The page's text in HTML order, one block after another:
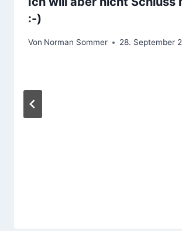
:-)
Von Norman Sommer 28. September